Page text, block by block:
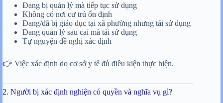
Đang bị quản lý mà tiếp tục sử dụng
Không có nơi cư trú ổn định
Đang/đã bị giáo dục tại xã phường nhưng tái sử dụng
Đang quản lý sau cai mà tái sử dụng
Tự nguyện đề nghị xác định
👉 Việc xác định do cơ sở y tế đủ điều kiện thực hiện.
2. Người bị xác định nghiện có quyền và nghĩa vụ gì?